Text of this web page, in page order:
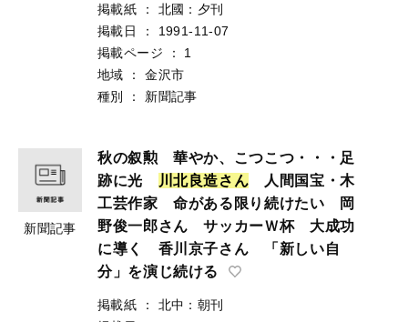
掲載紙 ：
北國：夕刊
掲載日
：
1991-11-07
掲載ページ
：
1
地域
：
金沢市
種別
： 新聞記事
新聞記事
秋の叙勲 華やか、こつこつ・・・足
跡に光
川北良造さ ん 人間国宝・木
工芸作家 命がある限り続けたい 岡
野俊一郎さん サッカーＷ杯 大成功
に導く 香川京子さん 「新しい自
分」を演じ続ける
掲載紙 ：
北中：朝刊